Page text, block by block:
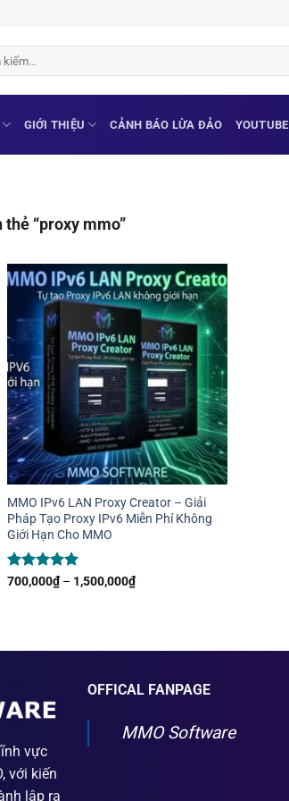
GIỚI THIỆU CẢNH BÁO LỪA ĐẢO YOUTUBE
“proxy mmo”
+
MMO IPv6 LAN Proxy Creator – Giải
Pháp Tạo Proxy IPv6 Miễn Phí Không
Giới Hạn Cho MMO
Được xếp
700,000₫ – 1,500,000₫Khoảng
giá:
vực
với kiến
lập ra
OFFICAL FANPAGE
MMO Software